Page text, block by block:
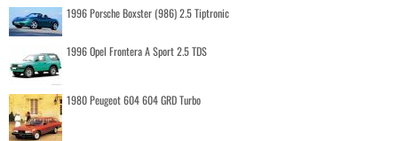
1996 Porsche Boxster (986) 2.5 Tiptronic
1996 Opel Frontera A Sport 2.5 TDS
1980 Peugeot 604 604 GRD Turbo